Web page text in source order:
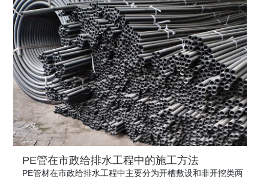
PE管在市政给排水工程中的施工方法
PE管材在市政给排水工程中主要分为开槽敷设和非开挖类两